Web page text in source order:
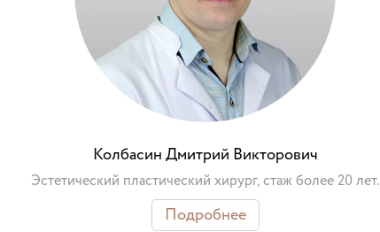
Колбасин Дмитрий Викторович
Эстетический пластический хирург, стаж более 20 лет.
Подробнее